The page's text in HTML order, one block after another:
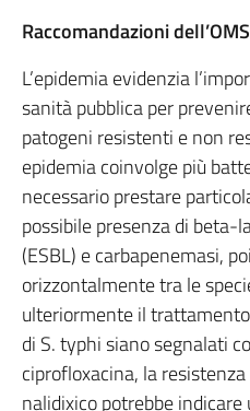
Raccomandazioni dell’OMS
L’epidemia evidenzia
sanità pubblica per
patogeni resistenti e non
epidemia coinvolge più
necessario prestare
possibile presenza di
(ESBL) e carbapenemasi,
orizzontalmente tra le
ulteriormente il
di S. typhi siano segnalati
ciprofloxacina, la
nalidixico potrebbe